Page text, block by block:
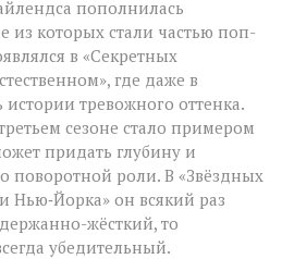
пополнилась
из которых стали частью поп-
в «Секретных
где даже в
тревожного оттенка.
сезоне стало примером
придать глубину и
поворотной роли. В «Звёздных
Нью‑Йорка» он всякий раз
жёсткий, то
убедительный.